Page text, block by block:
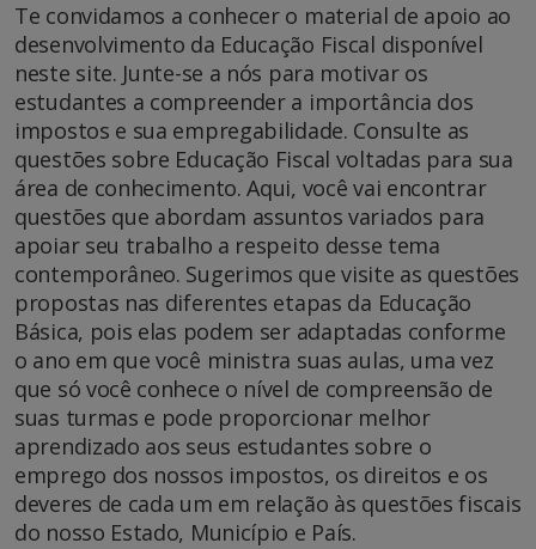
Te convidamos a conhecer o material de apoio ao
desenvolvimento da Educação Fiscal disponível
neste site. Junte-se a nós para motivar os
estudantes a compreender a importância dos
impostos e sua empregabilidade. Consulte as
questões sobre Educação Fiscal voltadas para sua
área de conhecimento. Aqui, você vai encontrar
questões que abordam assuntos variados para
apoiar seu trabalho a respeito desse tema
contemporâneo. Sugerimos que visite as questões
propostas nas diferentes etapas da Educação
Básica, pois elas podem ser adaptadas conforme
o ano em que você ministra suas aulas, uma vez
que só você conhece o nível de compreensão de
suas turmas e pode proporcionar melhor
aprendizado aos seus estudantes sobre o
emprego dos nossos impostos, os direitos e os
deveres de cada um em relação às questões fiscais
do nosso Estado, Município e País.